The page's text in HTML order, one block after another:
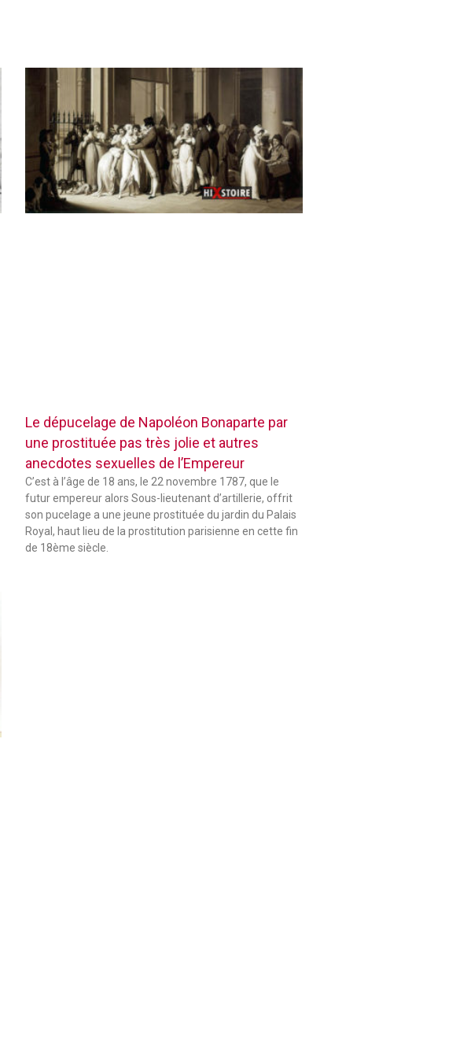
Le dépucelage de Napoléon Bonaparte par
une prostituée pas très jolie et autres
anecdotes sexuelles de l’Empereur
C’est à l’âge de 18 ans, le 22 novembre 1787, que le
futur empereur alors Sous-lieutenant d’artillerie, offrit
son pucelage a une jeune prostituée du jardin du Palais
Royal, haut lieu de la prostitution parisienne en cette fin
de 18ème siècle.